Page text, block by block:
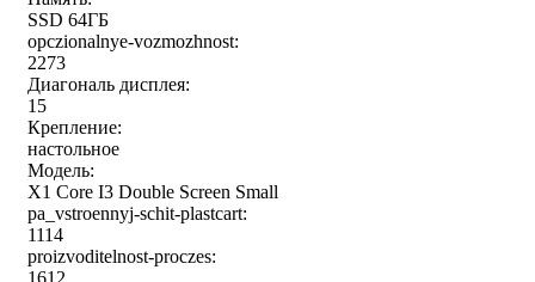
SSD 64ГБ
opczionalnye-vozmozhnost:
2273
Диагональ дисплея:
15
Крепление:
настольное
Модель:
X1 Core I3 Double Screen Small
pa_vstroennyj-schit-plastcart:
1114
proizvoditelnost-proczes: